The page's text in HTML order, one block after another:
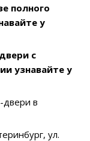
полного
у
с
узнавайте у
в
ул.